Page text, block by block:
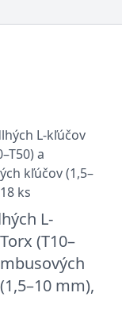
L-
(T10–
mm),